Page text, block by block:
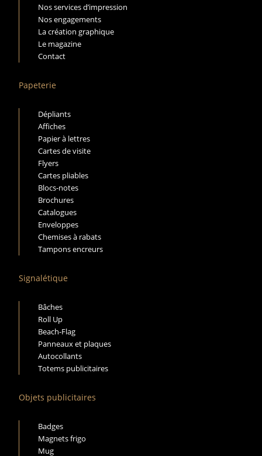
Nos services d’impression
Nos engagements
La création graphique
Le magazine
Contact
Papeterie
Dépliants
Affiches
Papier à lettres
Cartes de visite
Flyers
Cartes pliables
Blocs-notes
Brochures
Catalogues
Enveloppes
Chemises à rabats
Tampons encreurs
Signalétique
Bâches
Roll Up
Beach-Flag
Panneaux et plaques
Autocollants
Totems publicitaires
Objets publicitaires
Badges
Magnets frigo
Mug